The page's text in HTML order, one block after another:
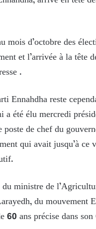
mois d’octobre des
et l’arrivée à la tête
.
Ennahdha reste
été élu mercredi
poste de chef du
qui avait jusqu’à ce
ministre de
du mouvement
60 ans précise dans